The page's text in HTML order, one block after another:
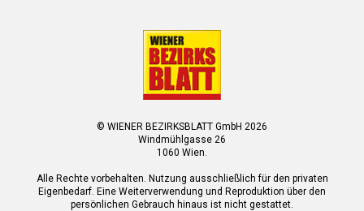
© WIENER BEZIRKSBLATT GmbH 2026
Windmühlgasse 26
1060 Wien.
Alle Rechte vorbehalten. Nutzung ausschließlich für den privaten
Eigenbedarf. Eine Weiterverwendung und Reproduktion über den
persönlichen Gebrauch hinaus ist nicht gestattet.